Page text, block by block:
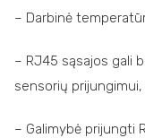
– Darbinė
– RJ45 sąsajos gali
sensorių
– Galimybė prijungti